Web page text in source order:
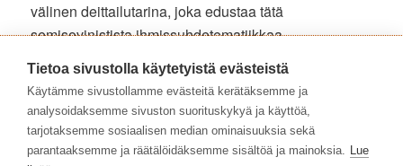
välinen deittailutarina, joka edustaa tätä
semisovinistista ihmissuhdetematiikkaa
kepeämmästä päästä. ’Blondina’ palautti melodisen
jorausmeiningin Iben tuotantoon, ja yleisö on
palkinnut, sillä edelleen vahvasti listoilla roikkuva
biisi saa näillä näppäimillä 20 miljoonaa Spotify-
kuuntelua. Se on kaikki genret huomioiden viime
Tietoa sivustolla käytetyistä evästeistä
Käytämme sivustollamme evästeitä kerätäksemme ja
analysoidaksemme sivuston suorituskykyä ja käyttöä,
tarjotaksemme sosiaalisen median ominaisuuksia sekä
parantaaksemme ja räätälöidäksemme sisältöä ja mainoksia. Lue